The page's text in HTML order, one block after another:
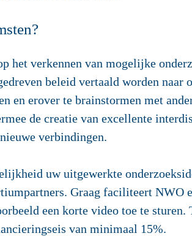
het verkennen van mogelijke
beleid vertaald worden naar
en erover te brainstormen met
de creatie van excellente
verbindingen.
uw uitgewerkte
Graag faciliteert
een korte video toe te
van minimaal 15%.